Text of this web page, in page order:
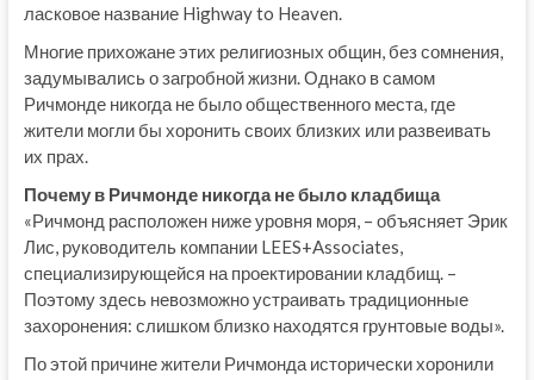
ласковое название Highway to Heaven.
Многие прихожане этих религиозных общин, без сомнения,
задумывались о загробной жизни. Однако в самом
Ричмонде никогда не было общественного места, где
жители могли бы хоронить своих близких или развеивать
их прах.
Почему в Ричмонде никогда не было кладбища
«Ричмонд расположен ниже уровня моря, – объясняет Эрик
Лис, руководитель компании LEES+Associates,
специализирующейся на проектировании кладбищ. –
Поэтому здесь невозможно устраивать традиционные
захоронения: слишком близко находятся грунтовые воды».
По этой причине жители Ричмонда исторически хоронили